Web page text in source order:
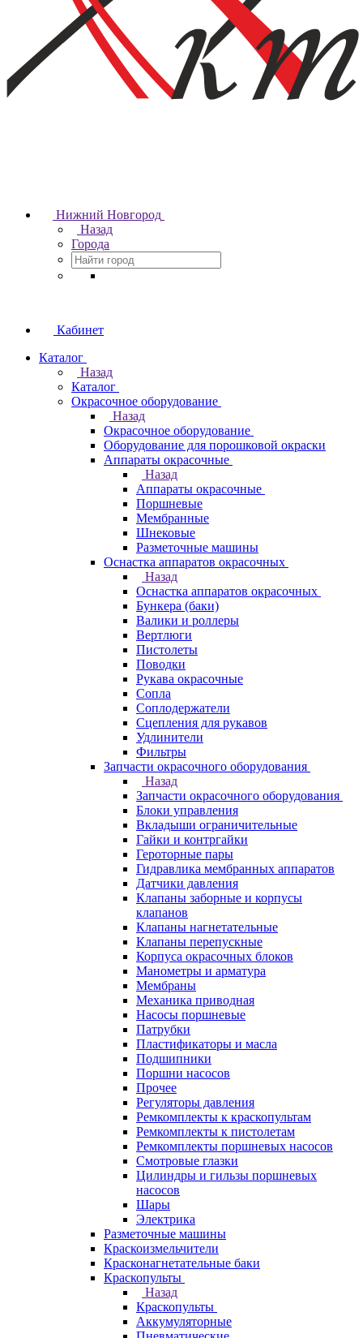
Нижний Новгород
Назад
Города
Кабинет
Каталог
Назад
Каталог
Окрасочное оборудование
Назад
Окрасочное оборудование
Оборудование для порошковой окраски
Аппараты окрасочные
Назад
Аппараты окрасочные
Поршневые
Мембранные
Шнековые
Разметочные машины
Оснастка аппаратов окрасочных
Назад
Оснастка аппаратов окрасочных
Бункера (баки)
Валики и роллеры
Вертлюги
Пистолеты
Поводки
Рукава окрасочные
Сопла
Соплодержатели
Сцепления для рукавов
Удлинители
Фильтры
Запчасти окрасочного оборудования
Назад
Запчасти окрасочного оборудования
Блоки управления
Вкладыши ограничительные
Гайки и контргайки
Героторные пары
Гидравлика мембранных аппаратов
Датчики давления
Клапаны заборные и корпусы
клапанов
Клапаны нагнетательные
Клапаны перепускные
Корпуса окрасочных блоков
Манометры и арматура
Мембраны
Механика приводная
Насосы поршневые
Патрубки
Пластификаторы и масла
Подшипники
Поршни насосов
Прочее
Регуляторы давления
Ремкомплекты к краскопультам
Ремкомплекты к пистолетам
Ремкомплекты поршневых насосов
Смотровые глазки
Цилиндры и гильзы поршневых
насосов
Шары
Электрика
Разметочные машины
Краскоизмельчители
Красконагнетательные баки
Краскопульты
Назад
Краскопульты
Аккумуляторные